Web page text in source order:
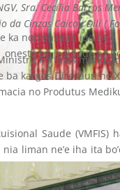
Sra. Cecilia Barros
da Cinzas Caicoli Dili (
ka nomeasaun ida
no lealdade as
Fortalesimentu
kargos Diresaun no
no Produtus
Saude
liman ne’e iha ita
sira atu servisu barak